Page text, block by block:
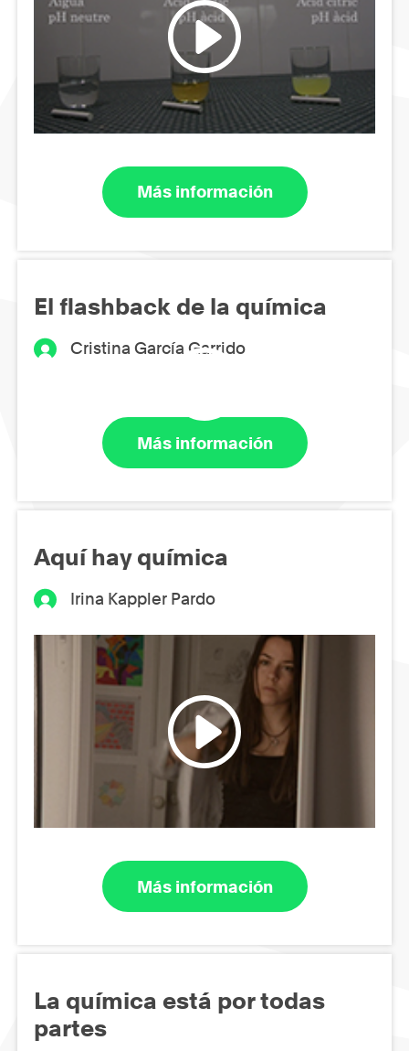
Más información
El flashback de la química
Cristina García Garrido
Más información
Aquí hay química
Irina Kappler Pardo
Más información
La química está por todas
partes